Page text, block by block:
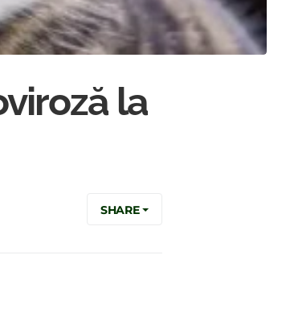
la
SHARE